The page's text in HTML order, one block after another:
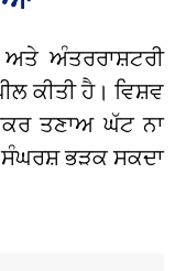
ਅੰਤਰਰਾਸ਼ਟਰੀ
ਕੀਤੀ ਹੈ। ਵਿਸ਼ਵ
ਤਣਾਅ ਘੱਟ ਨਾ
ਸੰਘਰਸ਼ ਭੜਕ ਸਕਦਾ